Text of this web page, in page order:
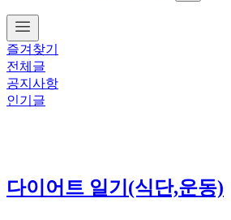
즐겨찾기
전체글
공지사항
인기글
다이어트 일기(식단,운동)